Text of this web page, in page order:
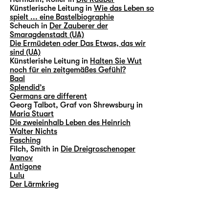
Künstlerische Leitung in Wie das Leben so
spielt ... eine Bastelbiographie
Scheuch in Der Zauberer der
Smaragdenstadt (UA)
Die Ermüdeten oder Das Etwas, das wir
sind (UA)
Künstlerishe Leitung in Halten Sie Wut
noch für ein zeitgemäßes Gefühl?
Baal
Splendid’s
Germans are different
Georg Talbot, Graf von Shrewsbury in
Maria Stuart
Die zweieinhalb Leben des Heinrich
Walter Nichts
Fasching
Filch, Smith in Die Dreigroschenoper
Ivanov
Antigone
Lulu
Der Lärmkrieg